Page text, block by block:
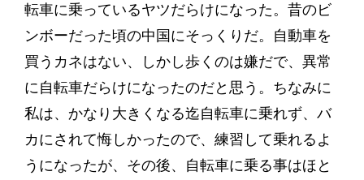
転車に乗っているヤツだらけになった。昔のビ
ンボーだった頃の中国にそっくりだ。自動車を
買うカネはない、しかし歩くのは嫌だで、異常
に自転車だらけになったのだと思う。ちなみに
私は、かなり大きくなる迄自転車に乗れず、バ
カにされて悔しかったので、練習して乗れるよ
うになったが、その後、自転車に乗る事はほと